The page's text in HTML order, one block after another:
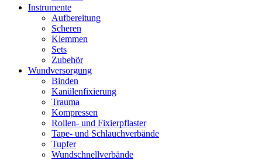
Instrumente
Aufbereitung
Scheren
Klemmen
Sets
Zubehör
Wundversorgung
Binden
Kanülenfixierung
Trauma
Kompressen
Rollen- und Fixierpflaster
Tape- und Schlauchverbände
Tupfer
Wundschnellverbände